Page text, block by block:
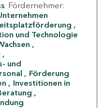
Fördernehmer:
und Technologie
und
Förderung
Investitionen in